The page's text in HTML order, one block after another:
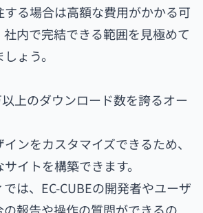
る場合は高額な費用がかかる可
内で完結できる範囲を見極めて
ょう。
以上のダウンロード数を誇るオー
ンをカスタマイズできるため、
イトを構築できます。
は、EC-CUBEの開発者やユーザ